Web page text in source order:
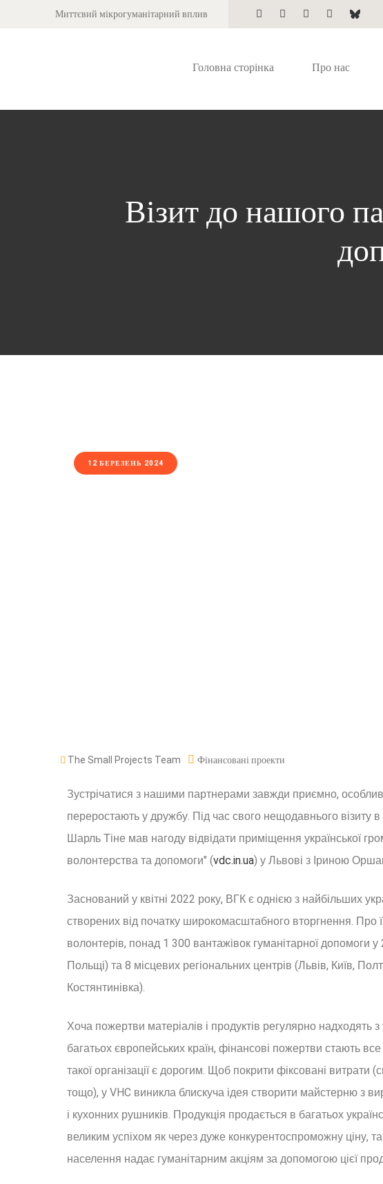
Миттєвий мікрогуманітарний вплив
Головна сторінка Про нас
Візит до нашого
12 БЕРЕЗЕНЬ 2024
The Small Projects Team Фінансовані проекти
Зустрічатися з нашими партнерами завжди приємно,
переростають у дружбу. Під час свого нещодавнього візиту в
Шарль Тіне мав нагоду відвідати приміщення української
волонтерства та допомоги" (vdc.in.ua) у Львові з Іриною
Заснований у квітні 2022 року, ВГК є однією з найбільших
створених від початку широкомасштабного вторгнення. Про
волонтерів, понад 1 300 вантажівок гуманітарної допомоги у
Польщі) та 8 місцевих регіональних центрів (Львів, Київ,
Костянтинівка).
Хоча пожертви матеріалів і продуктів регулярно надходять
багатьох європейських країн, фінансові пожертви стають
такої організації є дорогим. Щоб покрити фіксовані витрати
тощо), у VHC виникла блискуча ідея створити майстерню з
і кухонних рушників. Продукція продається в багатьох
великим успіхом як через дуже конкурентоспроможну ціну,
населення надає гуманітарним акціям за допомогою цієї